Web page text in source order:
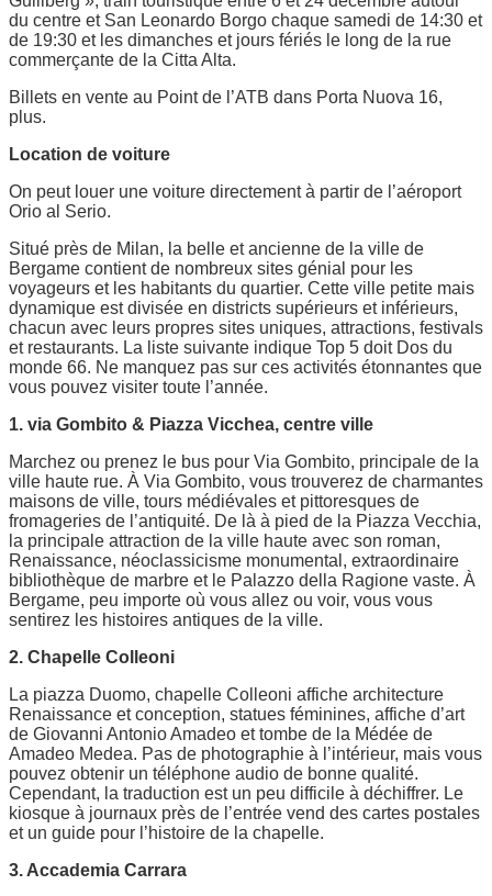
du centre et San Leonardo Borgo chaque samedi de 14:30 et
de 19:30 et les dimanches et jours fériés le long de la rue
commerçante de la Citta Alta.
Billets en vente au Point de l’ATB dans Porta Nuova 16,
plus.
Location de voiture
On peut louer une voiture directement à partir de l’aéroport
Orio al Serio.
Situé près de Milan, la belle et ancienne de la ville de
Bergame contient de nombreux sites génial pour les
voyageurs et les habitants du quartier. Cette ville petite mais
dynamique est divisée en districts supérieurs et inférieurs,
chacun avec leurs propres sites uniques, attractions, festivals
et restaurants. La liste suivante indique Top 5 doit Dos du
monde 66. Ne manquez pas sur ces activités étonnantes que
vous pouvez visiter toute l’année.
1. via Gombito & Piazza Vicchea, centre ville
Marchez ou prenez le bus pour Via Gombito, principale de la
ville haute rue. À Via Gombito, vous trouverez de charmantes
maisons de ville, tours médiévales et pittoresques de
fromageries de l’antiquité. De là à pied de la Piazza Vecchia,
la principale attraction de la ville haute avec son roman,
Renaissance, néoclassicisme monumental, extraordinaire
bibliothèque de marbre et le Palazzo della Ragione vaste. À
Bergame, peu importe où vous allez ou voir, vous vous
sentirez les histoires antiques de la ville.
2. Chapelle Colleoni
La piazza Duomo, chapelle Colleoni affiche architecture
Renaissance et conception, statues féminines, affiche d’art
de Giovanni Antonio Amadeo et tombe de la Médée de
Amadeo Medea. Pas de photographie à l’intérieur, mais vous
pouvez obtenir un téléphone audio de bonne qualité.
Cependant, la traduction est un peu difficile à déchiffrer. Le
kiosque à journaux près de l’entrée vend des cartes postales
et un guide pour l’histoire de la chapelle.
3. Accademia Carrara